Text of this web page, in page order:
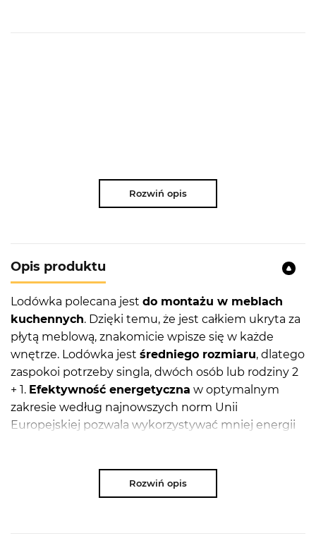
Rozwiń opis
Opis produktu
Lodówka polecana jest do montażu w meblach
kuchennych. Dzięki temu, że jest całkiem ukryta za
płytą meblową, znakomicie wpisze się w każde
wnętrze. Lodówka jest średniego rozmiaru, dlatego
zaspokoi potrzeby singla, dwóch osób lub rodziny 2
+ 1. Efektywność energetyczna w optymalnym
zakresie według najnowszych norm Unii
Europejskiej pozwala wykorzystywać mniej energii
liczbie półek
Rozwiń opis